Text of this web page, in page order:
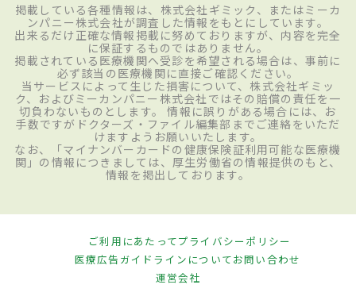
掲載している各種情報は、株式会社ギミック、またはミーカ
ンパニー株式会社が調査した情報をもとにしています。
出来るだけ正確な情報掲載に努めておりますが、内容を完全
に保証するものではありません。
掲載されている医療機関へ受診を希望される場合は、事前に
必ず該当の医療機関に直接ご確認ください。
当サービスによって生じた損害について、株式会社ギミッ
ク、およびミーカンパニー株式会社ではその賠償の責任を一
切負わないものとします。 情報に誤りがある場合には、お
手数ですがドクターズ・ファイル編集部までご連絡をいただ
けますようお願いいたします。
なお、「マイナンバーカードの健康保険証利用可能な医療機
関」の情報につきましては、厚生労働省の情報提供のもと、
情報を掲出しております。
ご利用にあたってプライバシーポリシー
医療広告ガイドラインについてお問い合わせ
運営会社